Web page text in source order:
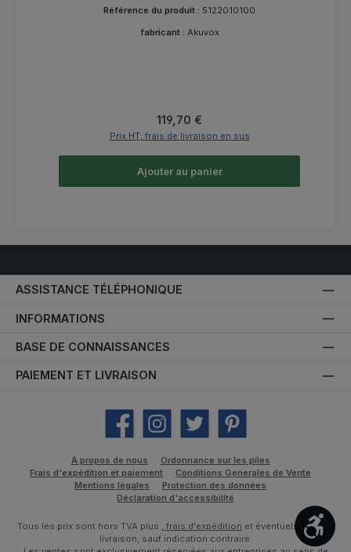
Référence du produit : 5122010100
fabricant : Akuvox
Prix régulier :
119,70 €
Prix HT, frais de livraison en sus
Ajouter au panier
ASSISTANCE TÉLÉPHONIQUE
INFORMATIONS
BASE DE CONNAISSANCES
PAIEMENT ET LIVRAISON
Facebook Instagram Twitter Pinterest
À propos de nous
Ordonnance sur les piles
Frais d'expédition et paiement
Conditions Generales de Vente
Mentions légales
Protection des données
Déclaration d'accessibilité
Tous les prix sont hors TVA plus , frais d'expédition et éventuels frais de
livraison, sauf indication contraire.